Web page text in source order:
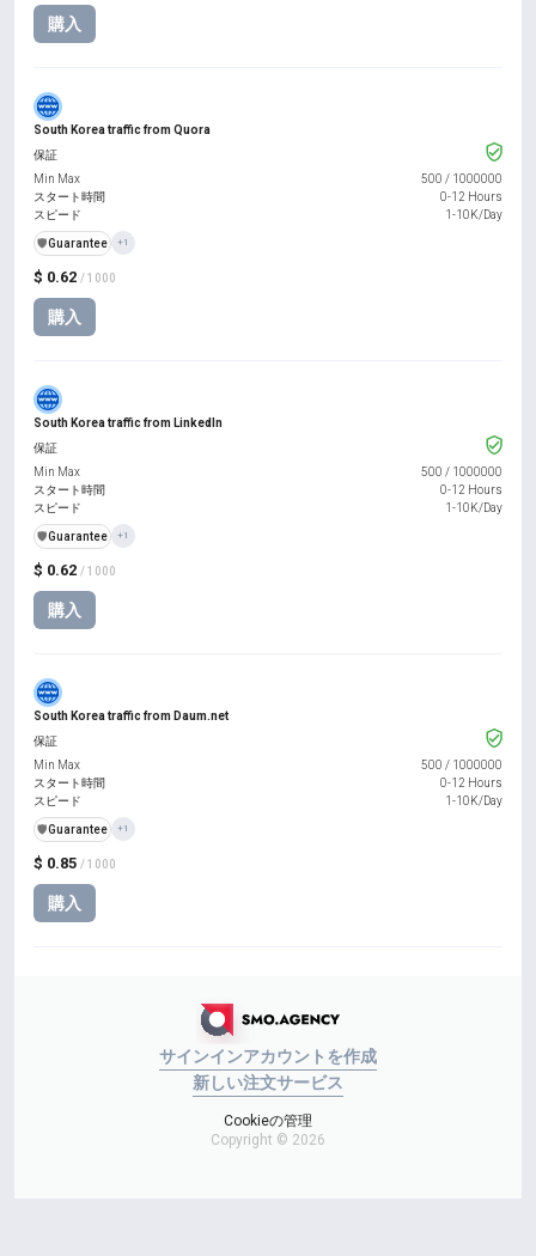
購入
South Korea traffic from Quora
$ 0.62 / 1000
購入
保証
Min Max
500 / 1000000
スタート時間
0-12 Hours
スピード
1-10K/Day
️🛡️Guarantee +1
South Korea traffic from LinkedIn
$ 0.62 / 1000
購入
保証
Min Max
500 / 1000000
スタート時間
0-12 Hours
スピード
1-10K/Day
️🛡️Guarantee +1
South Korea traffic from Daum.net
$ 0.85 / 1000
購入
保証
Min Max
500 / 1000000
スタート時間
0-12 Hours
スピード
1-10K/Day
️🛡️Guarantee +1
サインインアカウントを作成
新しい注文サービス
Cookieの管理
Copyright © 2026